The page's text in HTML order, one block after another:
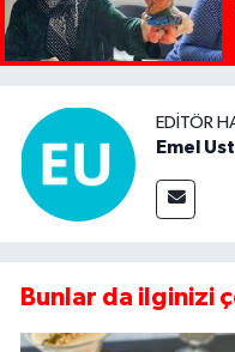
EDITÖR
Emel
Bunlar da ilginizi